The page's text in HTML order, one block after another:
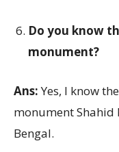
Do you know
monument?
Ans:Yes, I know
monument Shahid
Bengal.